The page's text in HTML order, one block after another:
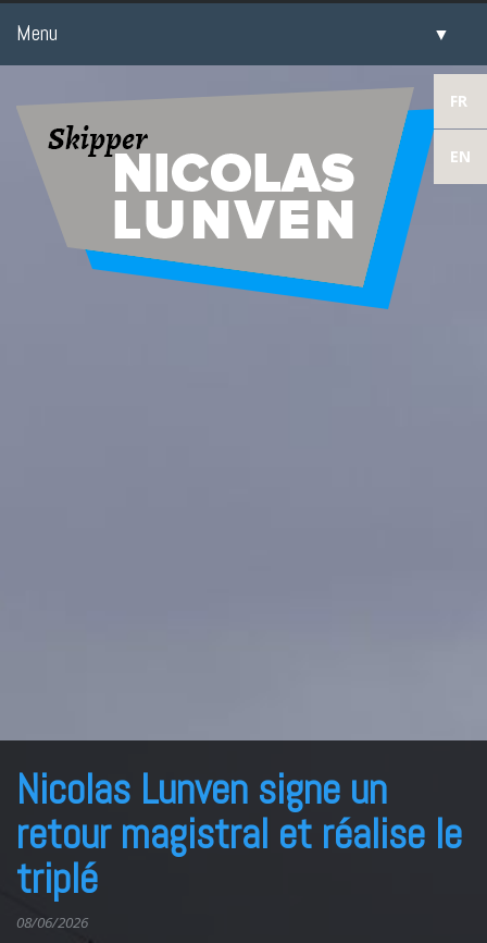
FR
EN
Menu ▼
Nicolas Lunven signe un
retour magistral et réalise le
triplé
08/06/2026